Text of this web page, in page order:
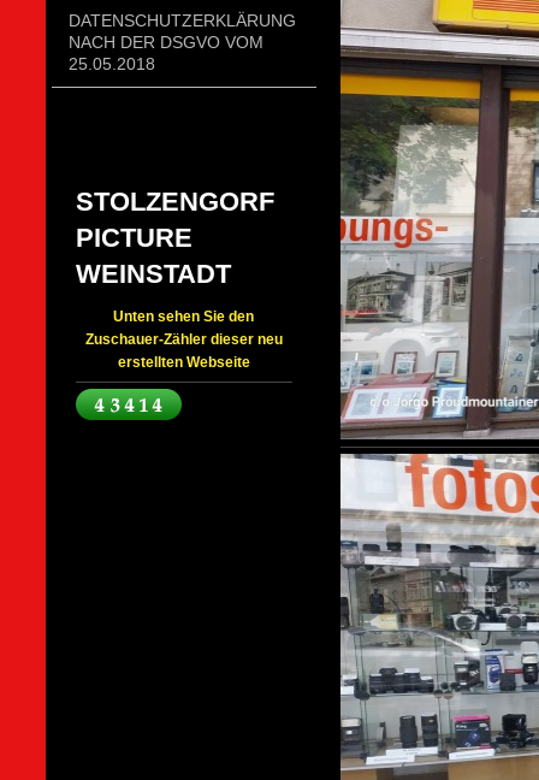
DATENSCHUTZERKLÄRUNG
NACH DER DSGVO VOM
25.05.2018
STOLZENGORF
PICTURE
WEINSTADT
Unten sehen Sie den
Zuschauer-Zähler dieser neu
erstellten Webseite